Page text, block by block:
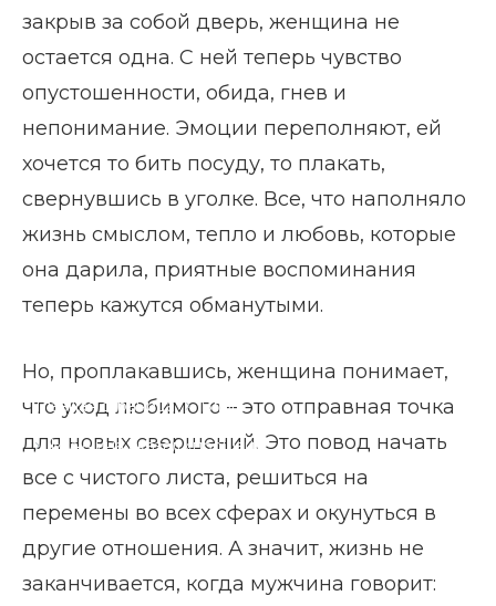
Главная страница
Блог
Мужчина сказал «прощай»
закрыв за собой дверь, женщина не
остается одна. С ней теперь чувство
опустошенности, обида, гнев и
непонимание. Эмоции переполняют, ей
хочется то бить посуду, то плакать,
свернувшись в уголке. Все, что наполняло
жизнь смыслом, тепло и любовь, которые
она дарила, приятные воспоминания
теперь кажутся обманутыми.
Но, проплакавшись, женщина понимает,
что уход любимого – это отправная точка
для новых свершений. Это повод начать
все с чистого листа, решиться на
перемены во всех сферах и окунуться в
другие отношения. А значит, жизнь не
заканчивается, когда мужчина говорит: